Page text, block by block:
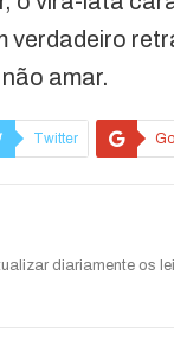
verdadeiro
amar.
Twitter
diariamente os